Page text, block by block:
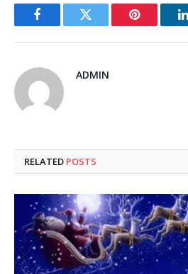
FacebookTwitter Pinterest
ADMIN
RELATED POSTS